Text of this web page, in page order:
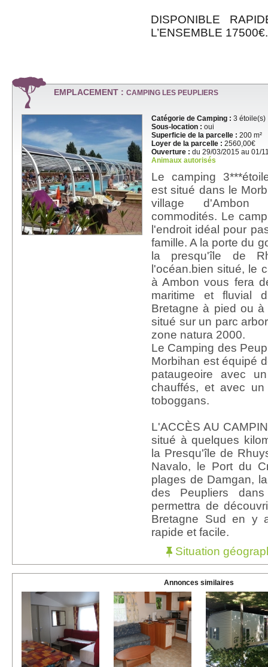
DISPONIBLE
L’ENSEMBLE
EMPLACEMENT : CAMPING LES PEUPLIERS
Catégorie de Camping : 3 étoile(s)
Sous-location : oui
Superficie de la parcelle : 200 m²
Loyer de la parcelle : 2560,00€
Ouverture : du 29/03/2015 au 01/
Animaux autorisés
Le camping
est situé dans le
village
commodités. Le
l'endroit idéal pour
famille. A la porte du
la presqu'île de
l'océan.bien situé, le
à Ambon vous fera
maritime et fluvial
Bretagne à pied ou
situé sur un parc
zone natura 2000.
Le Camping des
Morbihan est équipé
pataugeoire avec
chauffés, et avec
toboggans.
L'ACCÈS AU
situé à quelques
la Presqu'île de
Navalo, le Port du
plages de Damgan,
des Peupliers
permettra de
Bretagne Sud en y
rapide et facile.
Situation
Annonces similaires